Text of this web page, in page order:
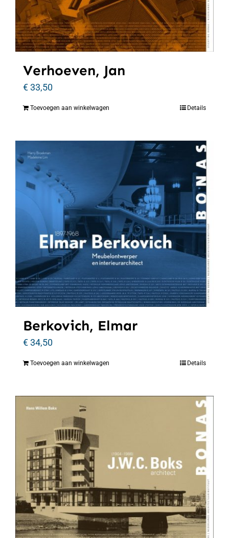
Verhoeven, Jan
€33,50
Toevoegen aan winkelwagen Details
Berkovich, Elmar
€34,50
Toevoegen aan winkelwagen Details